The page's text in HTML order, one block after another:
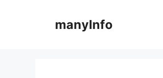
manyInfo